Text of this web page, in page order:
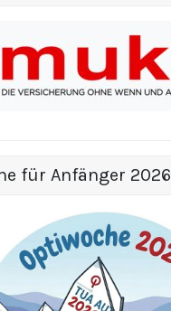
für Anfänger 2026